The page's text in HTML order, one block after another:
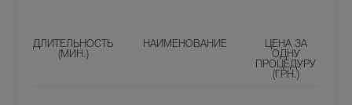
ДЛИТЕЛЬНОСТЬ
(МИН.)
НАИМЕНОВАНИЕ
ЦЕНА ЗА
ОДНУ
ПРОЦЕДУРУ
(ГРН.)